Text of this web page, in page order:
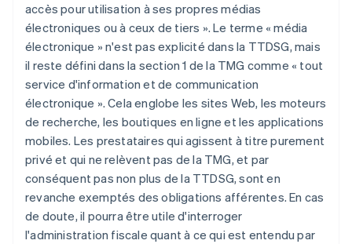
accès pour utilisation à ses propres médias
électroniques ou à ceux de tiers ». Le terme « média
électronique » n'est pas explicité dans la TTDSG, mais
il reste défini dans la section 1 de la TMG comme « tout
service d'information et de communication
électronique ». Cela englobe les sites Web, les moteurs
de recherche, les boutiques en ligne et les applications
mobiles. Les prestataires qui agissent à titre purement
privé et qui ne relèvent pas de la TMG, et par
conséquent pas non plus de la TTDSG, sont en
revanche exemptés des obligations afférentes. En cas
de doute, il pourra être utile d'interroger
l'administration fiscale quant à ce qui est entendu par